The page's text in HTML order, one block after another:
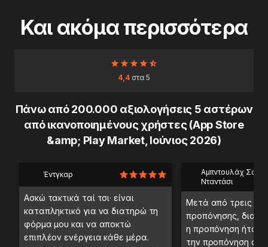
Και ακόμα περισσότερα
4,4στα 5
Πάνω από 200.000 αξιολογήσεις 5 αστέρων
από ικανοποιημένους χρήστες (App Store
&amp; Play Market, Ιούνιος 2026)
Έντγκαρ
Ασκώ τακτικά ταί τσι· είναι
καταπληκτικό για να διατηρώ τη
φόρμα μου και να αποκτώ
επιπλέον ενέργεια κάθε μέρα.
Αμπντουλάχ
Νταντάσι
Μετά από τρεις
προπόνησης,
η προπόνηση ήταν
την προπόνηση στο